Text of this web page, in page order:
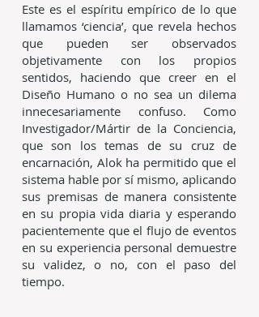
Este es el espíritu empírico de lo que
llamamos ‘ciencia’, que revela hechos
que pueden ser observados
objetivamente con los propios
sentidos, haciendo que creer en el
Diseño Humano o no sea un dilema
innecesariamente confuso. Como
Investigador/Mártir de la Conciencia,
que son los temas de su cruz de
encarnación, Alok ha permitido que el
sistema hable por sí mismo, aplicando
sus premisas de manera consistente
en su propia vida diaria y esperando
pacientemente que el flujo de eventos
en su experiencia personal demuestre
su validez, o no, con el paso del
tiempo.